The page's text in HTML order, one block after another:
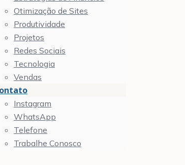
Otimização de Sites
Produtividade
Projetos
Redes Sociais
Tecnologia
Vendas
Instagram
WhatsApp
Telefone
Trabalhe Conosco